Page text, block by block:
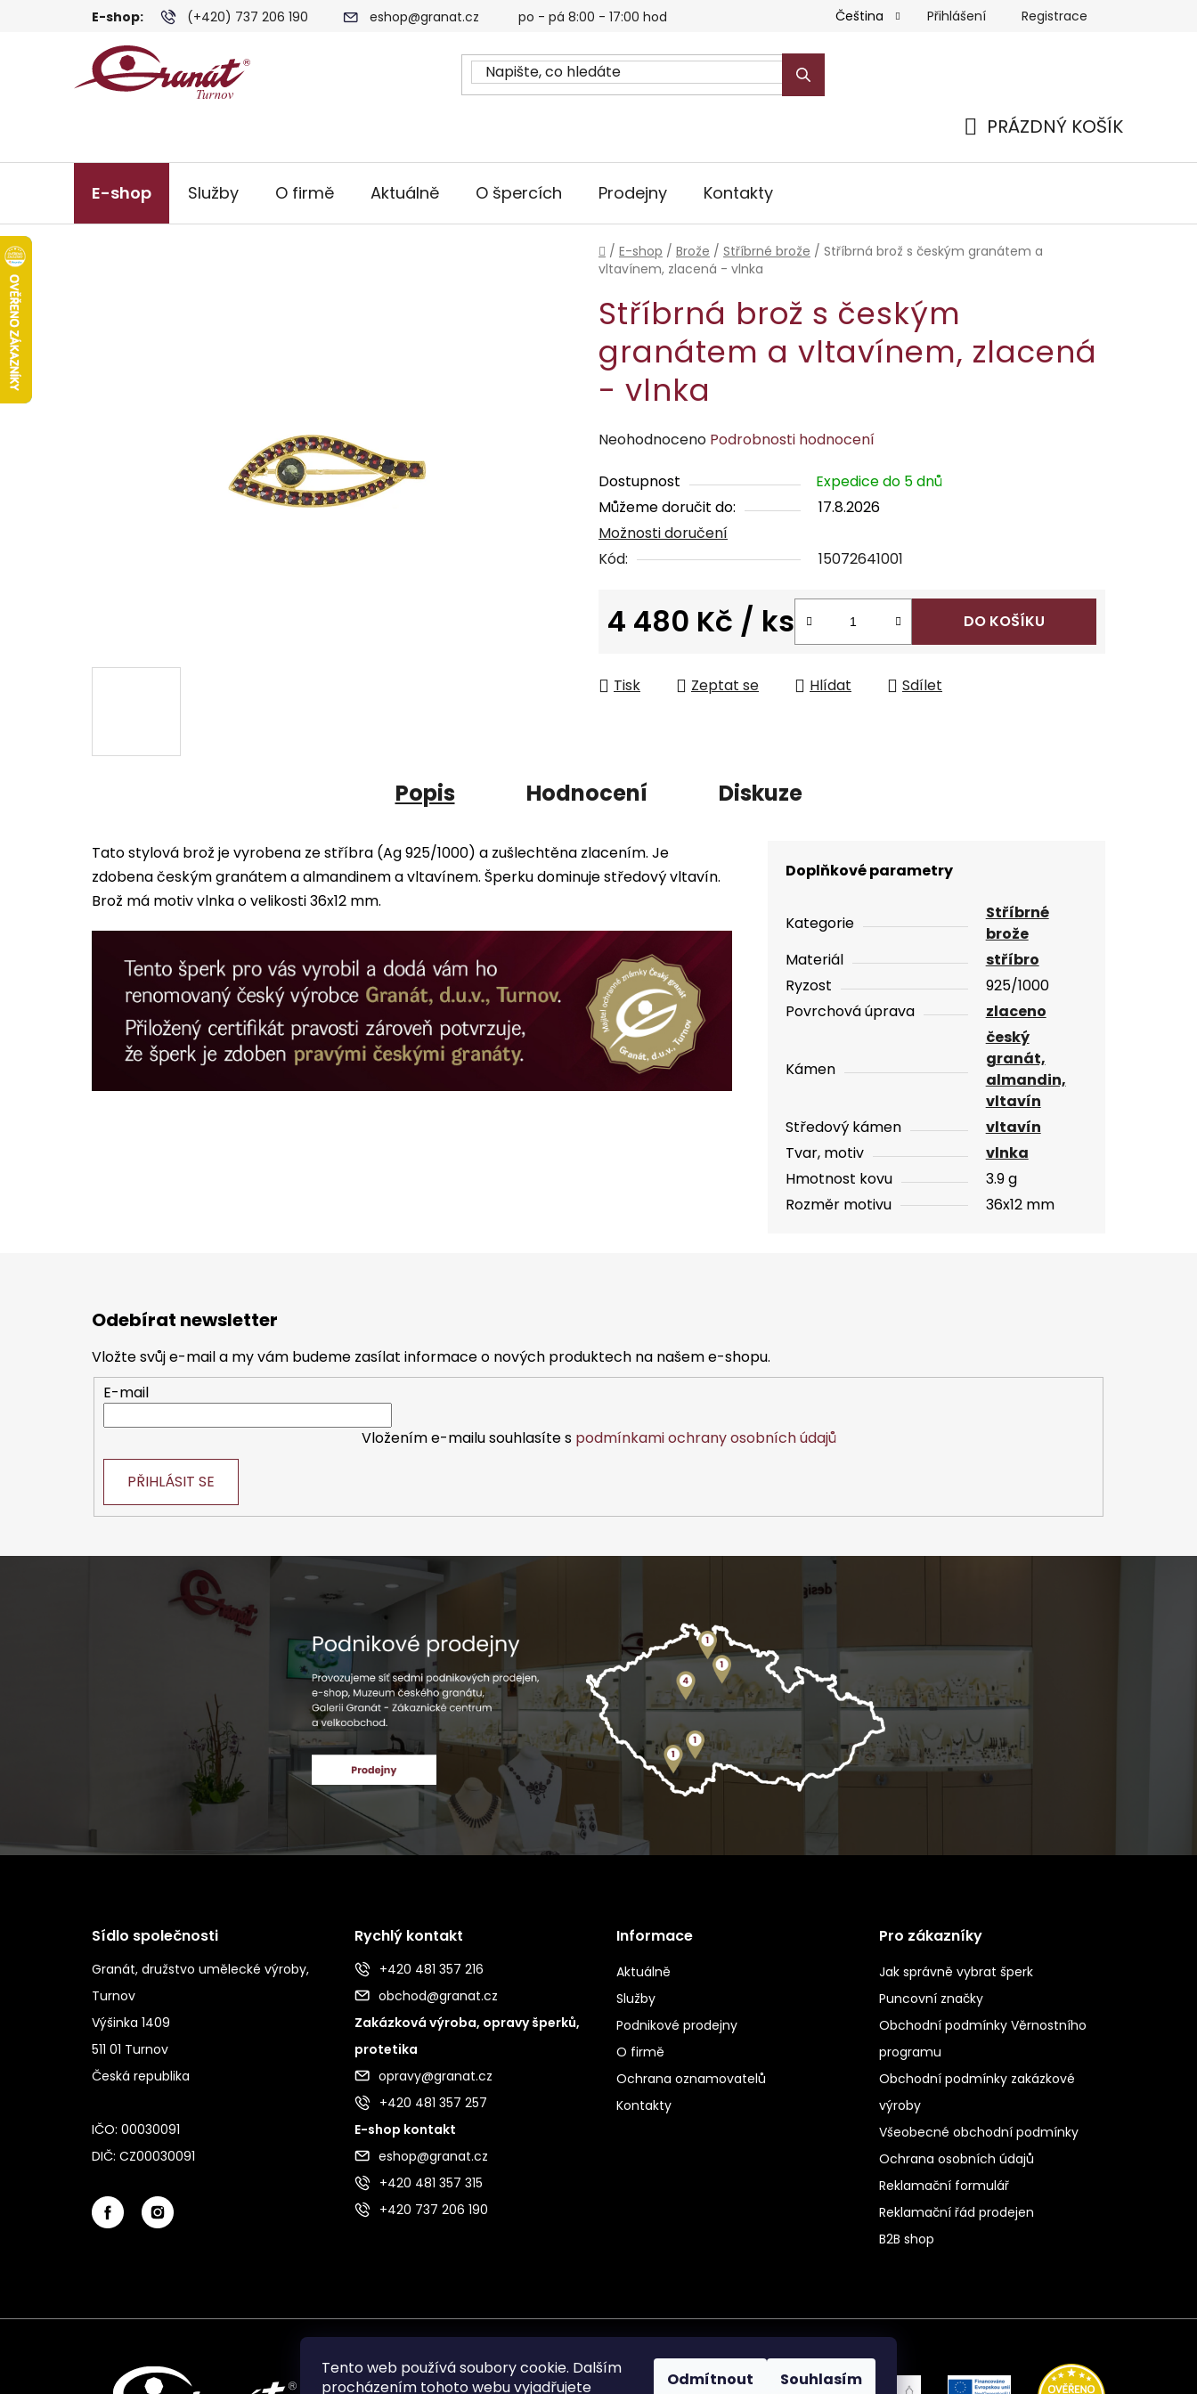
Tento web používá soubory cookie. Dalším
procházením tohoto webu vyjadřujete
Odmítnout Souhlasím
E-shop: (+420) 737 206 190 eshop@granat.cz po - pá 8:00 - 17:00 hod Čeština Přihlášení Registrace
PRÁZDNÝ KOŠÍK
E-shop Služby O firmě Aktuálně O špercích Prodejny Kontakty
Domů
/ E-shop / Brože / Stříbrné brože / Stříbrná brož s českým granátem a
vltavínem, zlacená - vlnka
Stříbrná brož s českým
granátem a vltavínem, zlacená
- vlnka
Průměrné
produktu
je
0,0
z
hvězdiček.
Neohodnoceno Podrobnosti hodnocení
Dostupnost
Expedice do 5 dnů
Můžeme doručit do:
17.8.2026
Možnosti doručení
Kód:
15072641001
4 480 Kč / ks DO KOŠÍKU
Tisk Zeptat se Hlídat Sdílet
Popis Hodnocení Diskuze
Tato stylová brož je vyrobena ze stříbra (Ag 925/1000) a zušlechtěna zlacením. Je
zdobena českým granátem a almandinem a vltavínem. Šperku dominuje středový vltavín.
Brož má motiv vlnka o velikosti 36x12 mm.
Doplňkové parametry
Kategorie
Stříbrné
brože
Materiál
stříbro
Ryzost
925/1000
Povrchová úprava
zlaceno
Kámen
český
granát,
almandin,
vltavín
Středový kámen
vltavín
Tvar, motiv
vlnka
Hmotnost kovu
3.9 g
Rozměr motivu
36x12 mm
Odebírat newsletter
Vložte svůj e-mail a my vám budeme zasílat informace o nových produktech na našem e-shopu.
E-mail
Vložením e-mailu souhlasíte s podmínkami ochrany osobních údajů
PŘIHLÁSIT SE
Sídlo společnosti
Granát, družstvo umělecké výroby,
Turnov
Výšinka 1409
511 01 Turnov
Česká republika
IČO: 00030091
DIČ: CZ00030091
Rychlý kontakt
+420 481 357 216
obchod@granat.cz
Zakázková výroba, opravy šperků,
protetika
opravy@granat.cz
+420 481 357 257
E-shop kontakt
eshop@granat.cz
+420 481 357 315
+420 737 206 190
Informace
Aktuálně
Služby
Podnikové prodejny
O firmě
Ochrana oznamovatelů
Kontakty
Pro zákazníky
Jak správně vybrat šperk
Puncovní značky
Obchodní podmínky Věrnostního
programu
Obchodní podmínky zakázkové
výroby
Všeobecné obchodní podmínky
Ochrana osobních údajů
Reklamační formulář
Reklamační řád prodejen
B2B shop